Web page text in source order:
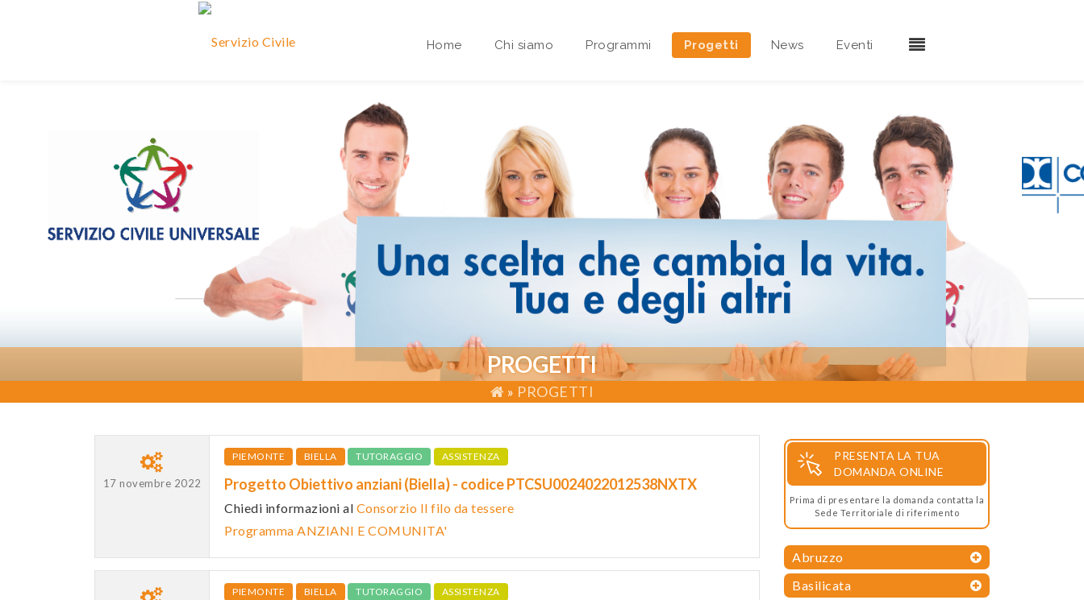
Home Chi siamo
Area riservata Sedi Territoriali
Programmi Progetti News Eventi
PROGETTI
» PROGETTI
17 novembre 2022
PIEMONTE BIELLA TUTORAGGIO ASSISTENZA
Progetto Obiettivo anziani (Biella) - codice PTCSU0024022012538NXTX
Chiedi informazioni al Consorzio Il filo da tessere
Programma ANZIANI E COMUNITA'
PIEMONTE BIELLA TUTORAGGIO ASSISTENZA
PRESENTA LA TUA
DOMANDA ONLINE
Prima di presentare la domanda contatta la
Sede Territoriale di riferimento
Abruzzo
Basilicata